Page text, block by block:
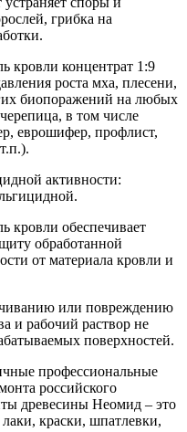
грибка на
кровли концентрат 1:9
роста мха, плесени,
биопоражений на любых
в том числе
еврошифер, профлист,
активности:
кровли обеспечивает
обработанной
от материала кровли и
или повреждению
и рабочий раствор не
поверхностей.
профессиональные
российского
древесины Неомид – это
краски, шпатлевки,